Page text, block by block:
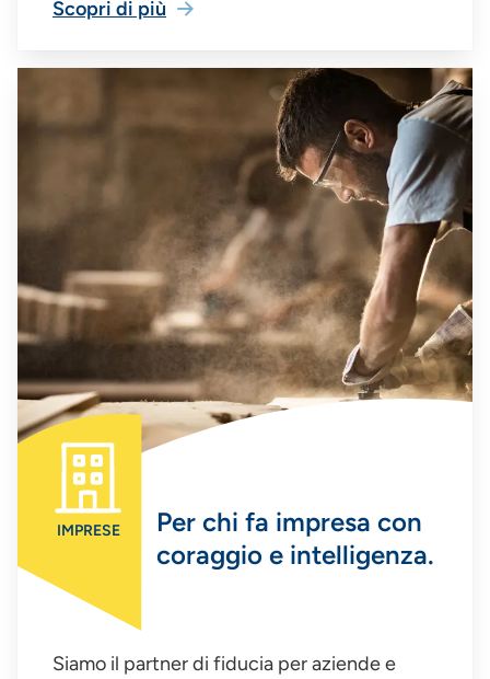
Scopri di più
IMPRESE
Per chi fa impresa con
coraggio e intelligenza.
Siamo il partner di fiducia per aziende e